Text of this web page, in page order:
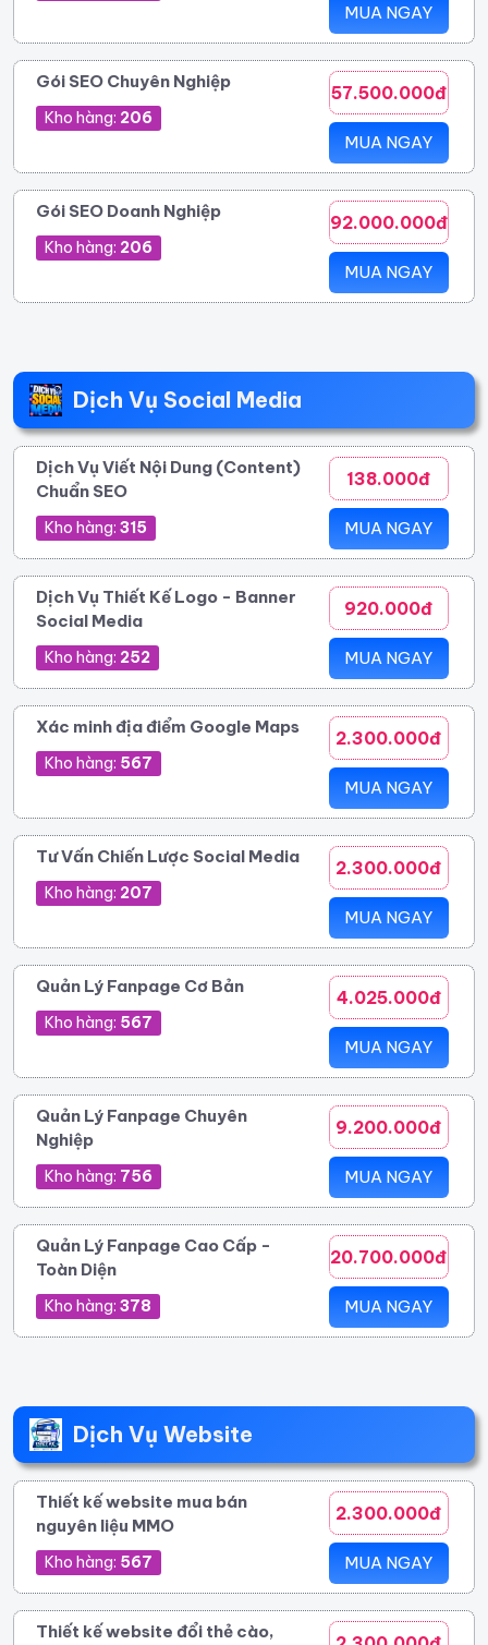
MUA NGAY
Gói SEO Chuyên Nghiệp
Kho hàng: 206
57.500.000đ
MUA NGAY
Gói SEO Doanh Nghiệp
Kho hàng: 206
92.000.000đ
MUA NGAY
Dịch Vụ Social Media
Dịch Vụ Viết Nội Dung (Content)
Chuẩn SEO
Kho hàng: 315
138.000đ
MUA NGAY
Dịch Vụ Thiết Kế Logo - Banner
Social Media
Kho hàng: 252
920.000đ
MUA NGAY
Xác minh địa điểm Google Maps
Kho hàng: 567
2.300.000đ
MUA NGAY
Tư Vấn Chiến Lược Social Media
Kho hàng: 207
2.300.000đ
MUA NGAY
Quản Lý Fanpage Cơ Bản
Kho hàng: 567
4.025.000đ
MUA NGAY
Quản Lý Fanpage Chuyên
Nghiệp
Kho hàng: 756
9.200.000đ
MUA NGAY
Quản Lý Fanpage Cao Cấp -
Toàn Diện
Kho hàng: 378
20.700.000đ
MUA NGAY
Dịch Vụ Website
Thiết kế website mua bán
nguyên liệu MMO
Kho hàng: 567
2.300.000đ
MUA NGAY
Thiết kế website đổi thẻ cào,